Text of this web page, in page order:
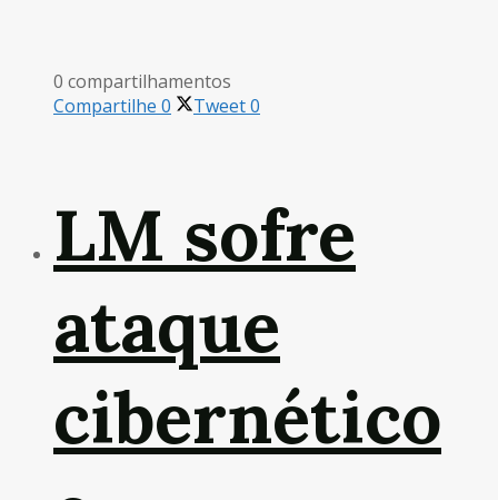
0 compartilhamentos
Compartilhe 0 Tweet0
LM sofre
ataque
cibernético